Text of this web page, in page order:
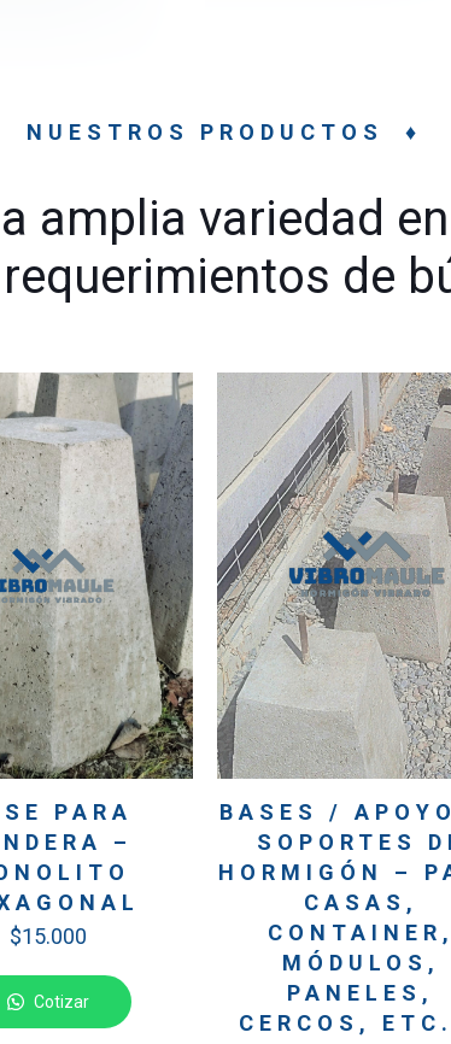
NUESTROS PRODUCTOS ♦
amplia variedad
de
PARA
–
$15.000
Cotizar
BASES /
SOPORTES
HORMIGÓN –
CASAS,
CONTAINER,
MÓDULOS,
PANELES,
CERCOS,